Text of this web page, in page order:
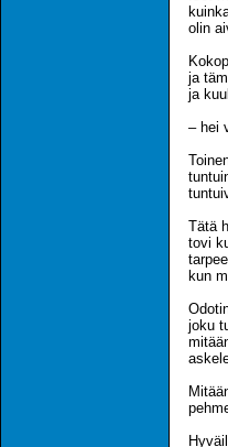
olin
ja
ja
– hei
Tätä
tovi
kun
joku